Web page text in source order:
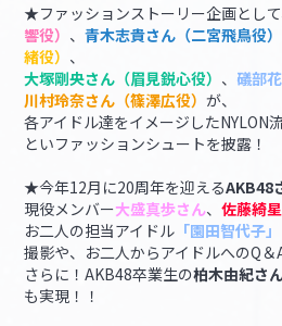
★ファッションストーリー企画とし
響役） 、青木志貴さん（二宮飛鳥役）
緒役） 、
大塚剛央さん（眉見鋭心役） 、 礒部
川村玲奈さん（篠澤広役）が、
各アイドル達をイメージしたNYLON
といファッションシュートを披露！
★今年12月に20周年を迎えるAKB48
現役メンバー大盛真歩さん、佐藤綺
お二人の担当アイドル 「園田智代子」
撮影や、お二人からアイドルへのQ＆
さらに！AKB48卒業生の柏木由紀さ
も実現！！